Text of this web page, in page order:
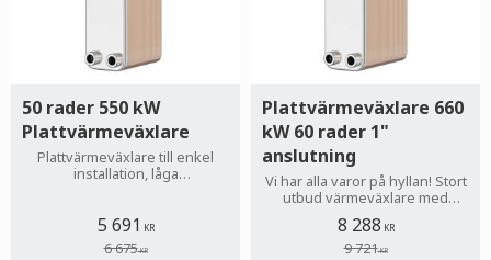
50 rader 550 kW
Plattvärmeväxlare
Plattvärmeväxlare till enkel
installation, låga
5 691 KR
6 675KR
Plattvärmeväxlare 660
kW 60 rader 1"
anslutning
Vi har alla varor på hyllan! Stort
utbud värmeväxlare med
8 288 KR
9 721KR